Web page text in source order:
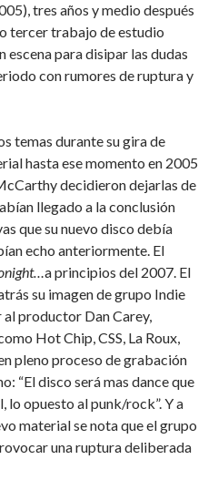
tres años y medio después
tercer trabajo de estudio
escena para disipar las dudas
con rumores de ruptura y
temas durante su gira de
hasta ese momento en 2005
decidieron dejarlas de
llegado a la conclusión
que su nuevo disco debía
echo anteriormente. El
a principios del 2007. El
su imagen de grupo Indie
productor Dan Carey,
Hot Chip, CSS, La Roux,
pleno proceso de grabación
“El disco será mas dance que
lo opuesto al punk/rock”. Y a
material se nota que el grupo
una ruptura deliberada